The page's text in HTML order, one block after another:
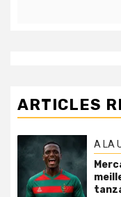
ARTICLES
A LA